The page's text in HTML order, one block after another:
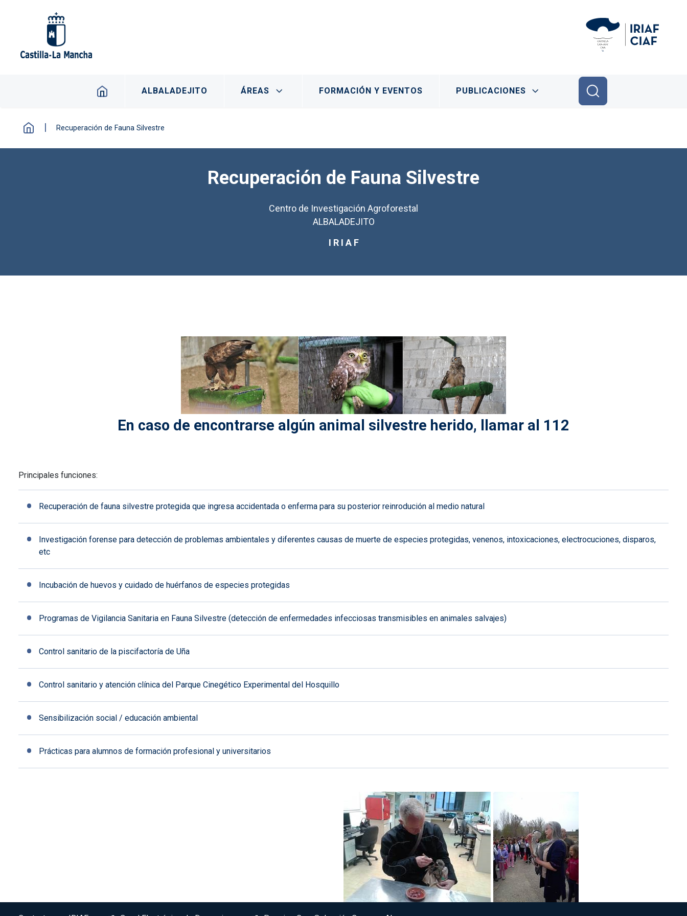
Navegación principal - Albaladejito
ALBALADEJITO ÁREAS FORMACIÓN Y EVENTOS PUBLICACIONES
Recuperación de Fauna Silvestre
Recuperación de Fauna Silvestre
Centro de Investigación Agroforestal
ALBALADEJITO
I R I A F
En caso de encontrarse algún animal silvestre herido, llamar al 112
Principales funciones:
Recuperación de fauna silvestre protegida que ingresa accidentada o enferma para su posterior reinrodución al medio natural
Investigación forense para detección de problemas ambientales y diferentes causas de muerte de especies protegidas, venenos, intoxicaciones, electrocuciones, disparos,
etc
Incubación de huevos y cuidado de huérfanos de especies protegidas
Programas de Vigilancia Sanitaria en Fauna Silvestre (detección de enfermedades infecciosas transmisibles en animales salvajes)
Control sanitario de la piscifactoría de Uña
Control sanitario y atención clínica del Parque Cinegético Experimental del Hosquillo
Sensibilización social / educación ambiental
Prácticas para alumnos de formación profesional y universitarios